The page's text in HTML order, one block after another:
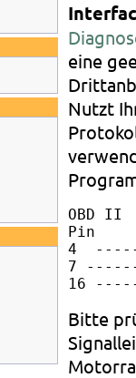
eine
Nutzt
OBD
Pin
4
7
Bitte